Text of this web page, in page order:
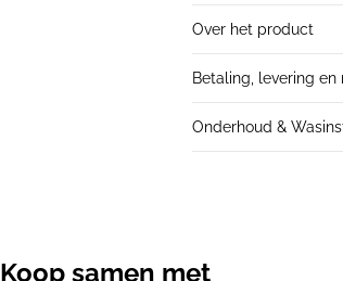
Over het product
Betaling, levering en
Onderhoud &
Koop samen met